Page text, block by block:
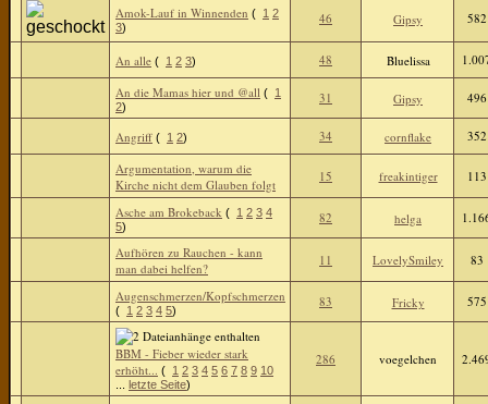
Amok-Lauf in Winnenden ( 1 2
3)
46 Gipsy 582
An alle ( 1 2 3) 48 Bluelissa
An die Mamas hier und @all ( 1
2)
31 Gipsy 496
Angriff ( 1 2) 34 cornflake
352
Argumentation, warum die
Kirche nicht dem Glauben folgt
15 freakintiger 113
Asche am Brokeback ( 1 2 3 4
5)
82 helga
Aufhören zu Rauchen - kann
man dabei helfen?
11 LovelySmiley 83
Augenschmerzen/Kopfschmerzen
( 1 2 3 4 5)
83 Fricky 575
BBM - Fieber wieder stark
erhöht... ( 1 2 3 4 5 6 7 8 9 10
letzte Seite)
286 voegelchen